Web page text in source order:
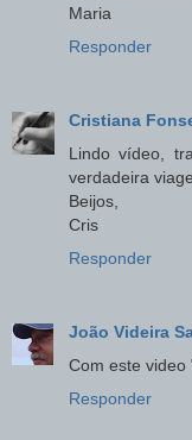
Maria
Responder
Cristiana
Lindo vídeo,
verdadeira
Beijos,
Cris
Responder
João Videira
Com este video
Responder